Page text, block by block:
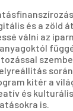
és a zöld
válni az
kitér a
és
is.